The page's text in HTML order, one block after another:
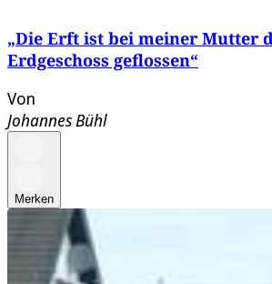
„Die Erft ist bei meiner Mutter
Erdgeschoss geflossen“
Von
Johannes Bühl
Merken